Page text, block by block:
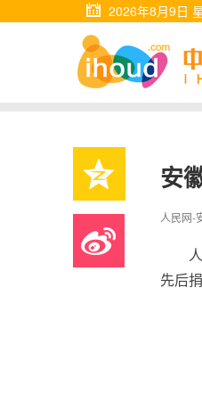
2026年8月9日
安
人民网-
先后